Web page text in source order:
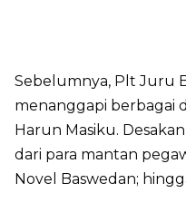
Sebelumnya, Plt Juru
menanggapi berbagai
Harun Masiku.
dari para mantan
Novel Baswedan;